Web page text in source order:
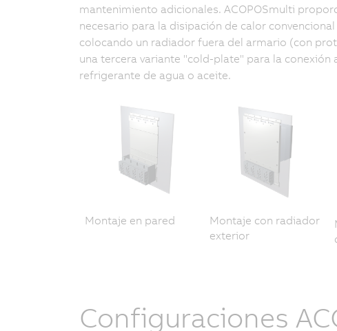
mantenimiento adicionales. ACOPOSmulti
necesario para la disipación de calor
colocando un radiador fuera del armario (con
una tercera variante "cold-plate" para la conexión
refrigerante de agua o aceite.
Montaje en pared
Montaje con radiador
exterior
Configuraciones